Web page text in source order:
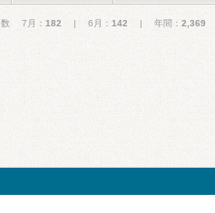
数 7月： 182 | 6月： 142 | 年間： 2,369